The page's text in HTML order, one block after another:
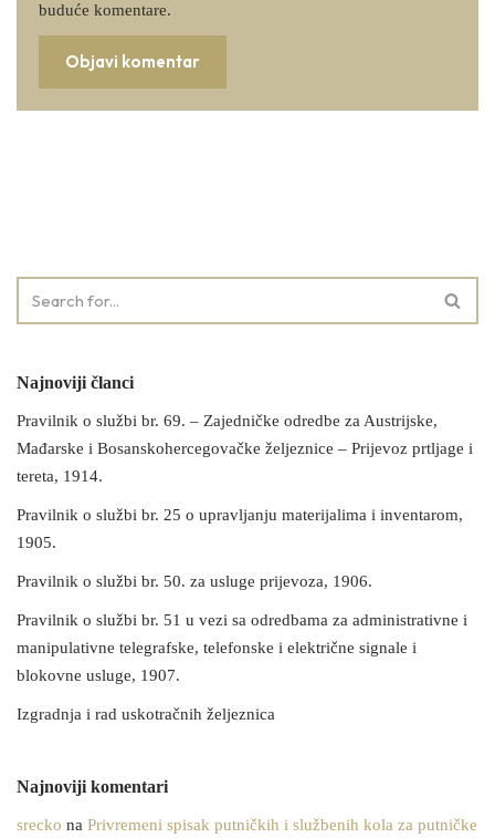
buduće komentare.
Najnoviji članci
Pravilnik o službi br. 69. – Zajedničke odredbe za Austrijske,
Mađarske i Bosanskohercegovačke željeznice – Prijevoz prtljage i
tereta, 1914.
Pravilnik o službi br. 25 o upravljanju materijalima i inventarom,
1905.
Pravilnik o službi br. 50. za usluge prijevoza, 1906.
Pravilnik o službi br. 51 u vezi sa odredbama za administrativne i
manipulativne telegrafske, telefonske i električne signale i
blokovne usluge, 1907.
Izgradnja i rad uskotračnih željeznica
Najnoviji komentari
srecko na Privremeni spisak putničkih i službenih kola za putničke